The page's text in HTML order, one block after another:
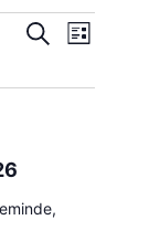
SÖK LISTA